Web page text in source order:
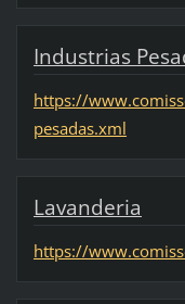
Industrias
https://
pesadas.xml
Lavanderia
https://